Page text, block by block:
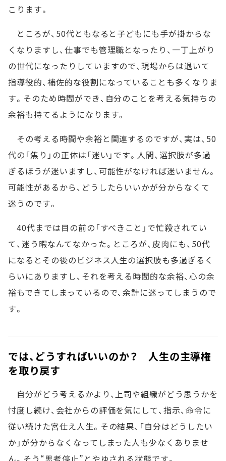
こります。
ところが、50代ともなると子どもにも手が掛からな
くなりますし、仕事でも管理職となったり、一丁上がり
の世代になったりしていますので、現場からは退いて
指導役的、補佐的な役割になっていることも多くなりま
す。そのため時間ができ、自分のことを考える気持ちの
余裕も持てるようになります。
その考える時間や余裕と関連するのですが、実は、50
代の「焦り」の正体は「迷い」です。人間、選択肢が多過
ぎるほうが迷いますし、可能性がなければ迷いません。
可能性があるから、どうしたらいいかが分からなくて
迷うのです。
40代までは目の前の「すべきこと」で忙殺されてい
て、迷う暇なんてなかった。ところが、皮肉にも、50代
になるとその後のビジネス人生の選択肢も多過ぎるく
らいにありますし、それを考える時間的な余裕、心の余
裕もできてしまっているので、余計に迷ってしまうので
す。
では、どうすればいいのか？ 人生の主導権
を取り戻す
自分がどう考えるかより、上司や組織がどう思うかを
忖度し続け、会社からの評価を気にして、指示、命令に
従い続けた宮仕え人生。その結果、「自分はどうしたい
か」が分からなくなってしまった人も少なくありませ
ん。そう“思考停止”とやゆされる状態です。